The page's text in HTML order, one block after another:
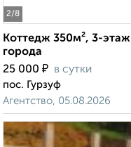
2/8
Коттедж 350м², 3-
города
25 000 ₽ в сутки
пос. Гурзуф
Агентство, 05.08.2026